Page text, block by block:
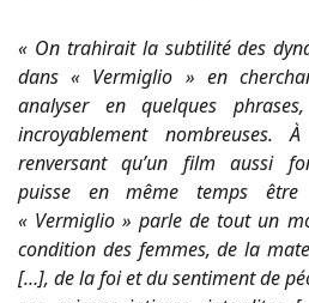
« On trahirait la subtilité des
dans « Vermiglio » en
analyser en quelques
incroyablement nombreuses.
renversant qu’un film aussi
puisse en même temps
« Vermiglio » parle de tout un
condition des femmes, de la
[…], de la foi et du sentiment de